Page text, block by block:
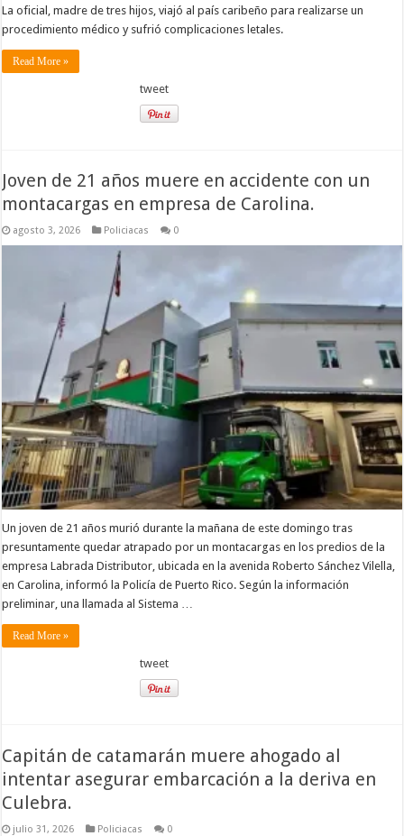
La oficial, madre de tres hijos, viajó al país caribeño para realizarse un
procedimiento médico y sufrió complicaciones letales.
Read More »
tweet
Joven de 21 años muere en accidente con un
montacargas en empresa de Carolina.
agosto 3, 2026 Policiacas 0
Un joven de 21 años murió durante la mañana de este domingo tras
presuntamente quedar atrapado por un montacargas en los predios de la
empresa Labrada Distributor, ubicada en la avenida Roberto Sánchez Vilella,
en Carolina, informó la Policía de Puerto Rico. Según la información
preliminar, una llamada al Sistema …
Read More »
tweet
Capitán de catamarán muere ahogado al
intentar asegurar embarcación a la deriva en
Culebra.
julio 31, 2026 Policiacas 0